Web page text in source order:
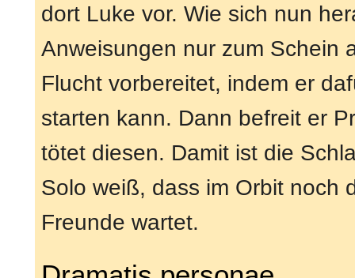
dort Luke vor. Wie sich nun
Anweisungen nur zum Schein
Flucht vorbereitet, indem er
starten kann. Dann befreit er
tötet diesen. Damit ist die
Solo weiß, dass im Orbit noch
Freunde wartet.